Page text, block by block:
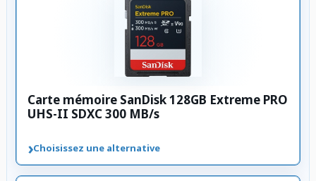
Carte mémoire SanDisk 128GB Extreme PRO
UHS-II SDXC 300 MB/s
›Choisissez une alternative